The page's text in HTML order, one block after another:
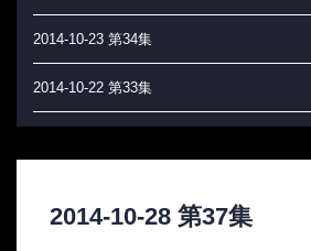
2014-10-23 第34集
2014-10-22 第33集
2014-10-28 第37集